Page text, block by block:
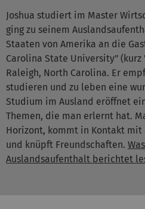
Joshua studiert im Master
ging zu seinem
Staaten von Amerika an die
Carolina State University" (kurz
Raleigh, North Carolina. Er
studieren und zu leben eine
Studium im Ausland eröffnet
Themen, die man erlernt hat.
Horizont, kommt in Kontakt mit
und knüpft Freundschaften.
Auslandsaufenthalt berichtet